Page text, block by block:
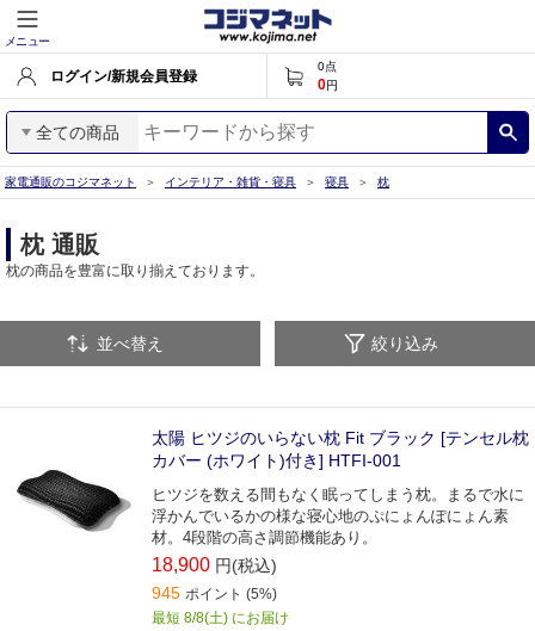
メニュー
ログイン/新規会員登録
0点
0円
全ての商品
家電通販のコジマネット インテリア・雑貨・寝具 寝具 枕
枕 通販
枕の商品を豊富に取り揃えております。
並べ替え 絞り込み
太陽 ヒツジのいらない枕 Fit ブラック [テンセル枕
カバー (ホワイト)付き] HTFI-001
ヒツジを数える間もなく眠ってしまう枕。まるで水に
浮かんでいるかの様な寝心地のぷにょんぽにょん素
材。4段階の高さ調節機能あり。
18,900 円(税込)
945 ポイント (5%)
最短 8/8(土) にお届け